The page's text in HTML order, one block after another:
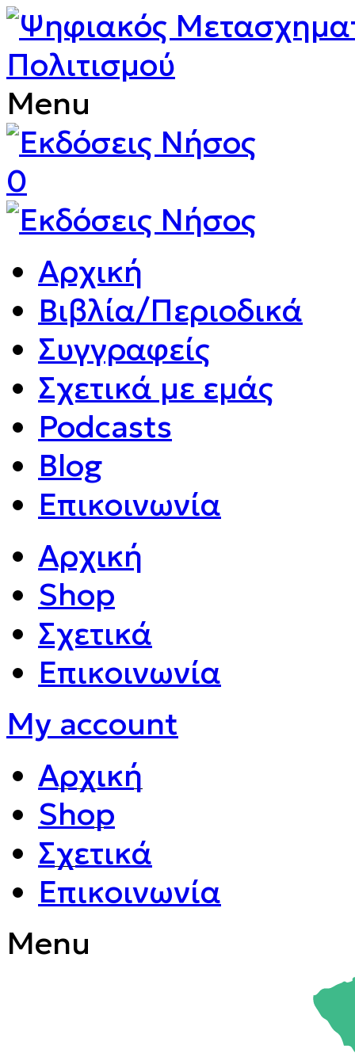
Menu
0
Αρχική
Βιβλία/Περιοδικά
Συγγραφείς
Σχετικά με εμάς
Podcasts
Blog
Επικοινωνία
Αρχική
Shop
Σχετικά
Επικοινωνία
My account
Αρχική
Shop
Σχετικά
Επικοινωνία
Menu